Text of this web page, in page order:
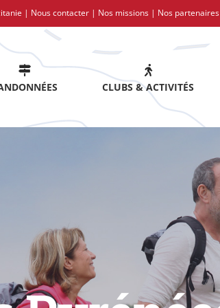
| Nous contacter | Nos missions | Nos partenaires
CLUBS & ACTIVITÉS